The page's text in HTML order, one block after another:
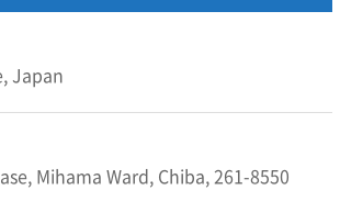
Japan
Mihama Ward, Chiba, 261-8550